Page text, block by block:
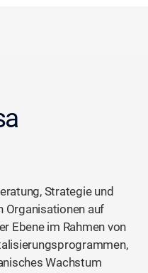
Strategie und
Organisationen auf
Ebene im Rahmen von
Wachstum